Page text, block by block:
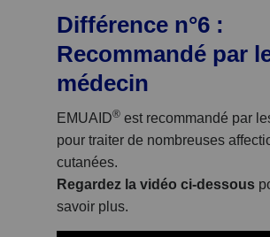
Différence n°6 :
Recommandé par
médecin
EMUAID® est recommandé par
pour traiter de nombreuses
cutanées.
Regardez la vidéo ci-dessous
savoir plus.